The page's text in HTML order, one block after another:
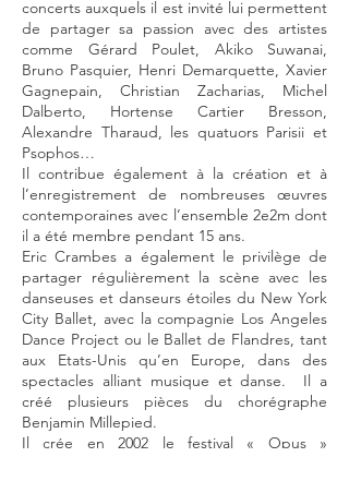
concerts auxquels il est invité lui permettent
de partager sa passion avec des artistes
comme Gérard Poulet, Akiko Suwanai,
Bruno Pasquier, Henri Demarquette, Xavier
Gagnepain, Christian Zacharias, Michel
Dalberto, Hortense Cartier Bresson,
Alexandre Tharaud, les quatuors Parisii et
Psophos…
Il contribue également à la création et à
l’enregistrement de nombreuses œuvres
contemporaines avec l’ensemble 2e2m dont
il a été membre pendant 15 ans.
Eric Crambes a également le privilège de
partager régulièrement la scène avec les
danseuses et danseurs étoiles du New York
City Ballet, avec la compagnie Los Angeles
Dance Project ou le Ballet de Flandres, tant
aux Etats-Unis qu’en Europe, dans des
spectacles alliant musique et danse. Il a
créé plusieurs pièces du chorégraphe
Benjamin Millepied.
Il crée en 2002 le festival « Opus »